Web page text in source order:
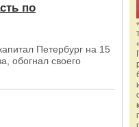
по
Петербург на 15
обогнал своего